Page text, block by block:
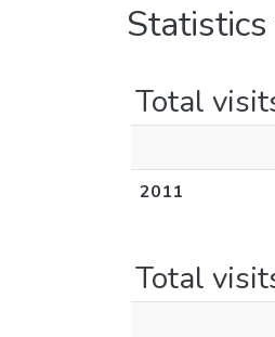
Total
2011
Total